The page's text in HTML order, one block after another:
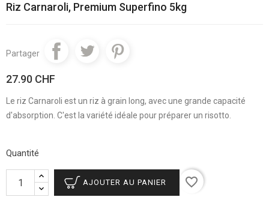
Riz Carnaroli, Premium Superfino 5kg
Partager
27.90 CHF
Le riz Carnaroli est un riz à grain long, avec une grande capacité
d'absorption. C'est la variété idéale pour préparer un risotto.
Quantité
AJOUTER AU PANIER favorite_border